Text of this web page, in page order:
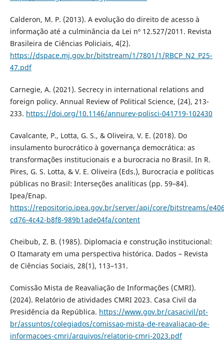
Calderon, M. P. (2013). A evolução do direito de acesso à
informação até a culminância da Lei nº 12.527/2011. Revista
Brasileira de Ciências Policiais, 4(2).
https://dspace.mj.gov.br/bitstream/1/7801/1/RBCP_N2_P25-
47.pdf
Carnegie, A. (2021). Secrecy in international relations and
foreign policy. Annual Review of Political Science, (24), 213-
233. https://doi.org/10.1146/annurev-polisci-041719-102430
Cavalcante, P., Lotta, G. S., & Oliveira, V. E. (2018). Do
insulamento burocrático à governança democrática: as
transformações institucionais e a burocracia no Brasil. In R.
Pires, G. S. Lotta, & V. E. Oliveira (Eds.), Burocracia e políticas
públicas no Brasil: Interseções analíticas (pp. 59–84).
Ipea/Enap.
https://repositorio.ipea.gov.br/server/api/core/bitstreams/
cd76-4c42-b8f8-989b1ade04fa/content
Cheibub, Z. B. (1985). Diplomacia e construção institucional:
O Itamaraty em uma perspectiva histórica. Dados – Revista
de Ciências Sociais, 28(1), 113–131.
Comissão Mista de Reavaliação de Informações (CMRI).
(2024). Relatório de atividades CMRI 2023. Casa Civil da
Presidência da República. https://www.gov.br/casacivil/pt-
br/assuntos/colegiados/comissao-mista-de-reavaliacao-de-
informacoes-cmri/arquivos/relatorio-cmri-2023.pdf